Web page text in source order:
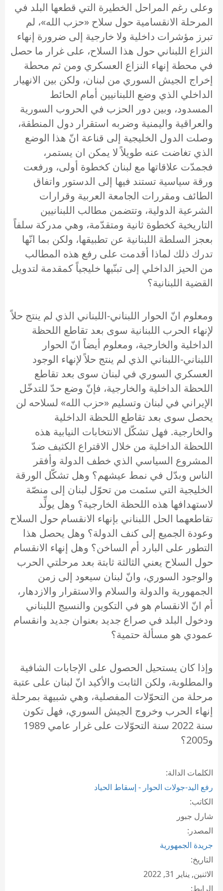
وعلى رغم المراحل الخطيرة التي قطعها البلد في
المرحلة الانقسامية حول سلاح «حزب الله»، لم
تبرز مؤشرات داخلية ولا خارجية إلى ضرورة إنهاء
النزاع اللبناني حول هذا السلاح، على غرار ما حصل
في محطة إنهاء النزاع العسكري ومن ثم محطة
إخراج الجيش السوري من لبنان، ولكن بين الانهيار
الداخلي الذي وضع اللبنانيين أمام الحائط
المسدود، وبين دور الحزب في الحروب السورية
والعراقية واليمنية وضربه استقرار دول المنطقة،
وصلت الدول الخليجية إلى قناعة انّ هذا الوضع
الذي تغاضت عنه طويلاً لا يمكن ان يستمر،
فجمدّت علاقاتها مع لبنان كخطوة أولى، ورفعت
ورقة سياسية تستند فيها إلى الدستور واتفاق
الطائف ومقررات الجامعة العربية وقرارات
الشرعية الدولية، وتتضمن مطالب اللبنانيين
التاريخية كخطوة ثانية ومتقدّمة، وهي مدركة سلفاً
بعجز السلطة اللبنانية عن تطبيقها، ولكن بما انّها
تدرك ذلك لماذا أقدمت على رفع هذه المطالب
من الحيز الداخلي إلى تبنّيها خليجياً كمقدمة لتدويل
القضية اللبنانية؟
ومعلوم انّ الحوار اللبناني-اللبناني الذي لم ينتج حلاً
لإنهاء الحرب اللبنانية سوى بعد تقاطع اللحظة
الداخلية والخارجية، ومعلوم أيضاً انّ الحوار
اللبناني-اللبناني الذي لم ينتج حلاً لإنهاء الوجود
العسكري السوري في لبنان سوى بعد تقاطع
اللحظة الداخلية والخارجية، فإنّ وضع حدّ للتدخّل
الإيراني في لبنان وتسليم «حزب الله» لسلاحه لن
يحصل سوى بعد تقاطع اللحظة الداخلية
والخارجية. فهل تشكّل الانتخابات النيابية هذه
اللحظة الداخلية من خلال الاقتراع الكثيف ضدّ
المشروع السياسي الذي خطف الدولة وأفقر
الناس وبدّل في نمط عيشهم؟ وهل تشكّل الورقة
الخليجية التي سئمت من تحوّل لبنان إلى منصّة
لاستهدافها هذه اللحظة الخارجية؟ وهل يولِّد
تقاطعهما الحل اللبناني بإنهاء الانقسام حول السلاح
وعودة الجميع إلى كنف الدولة؟ وهل يحصل هذا
التطور على البارد أم الساخن؟ وهل إنهاء الانقسام
حول السلاح يعني الثالثة ثابتة بعد مرحلتي الحرب
والوجود السوري، وانّ لبنان سيعود إلى زمن
الجمهورية والدولة والسلام والاستقرار والازدهار،
أم انّ الانقسام هو في التكوين والنسيج اللبناني
ودخول البلد في صراع جديد بعنوان جديد وانقسام
عمودي هو مسألة حتمية؟
وإذا كان يستحيل الحصول على الإجابات الشافية
والمطلوبة، ولكن الثابت والأكيد انّ لبنان على عتبة
مرحلة من التحوّلات المفصلية، وهي شبيهة بمرحلة
إنهاء الحرب وخروج الجيش السوري، فهل تكون
سنة 2022 سنة التحوّلات على غرار عامي 1989
و2005؟
الكلمات الدالة:
رفع اليد-جولات الحوار - إسقاط الحياد
الكاتب:
شارل جبور
المصدر:
جريدة الجمهورية
التاريخ:
الاثنين, يناير 31, 2022
الرابط: